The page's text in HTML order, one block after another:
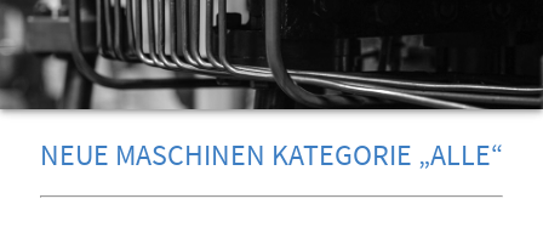
NEUE MASCHINEN KATEGORIE „ALLE“